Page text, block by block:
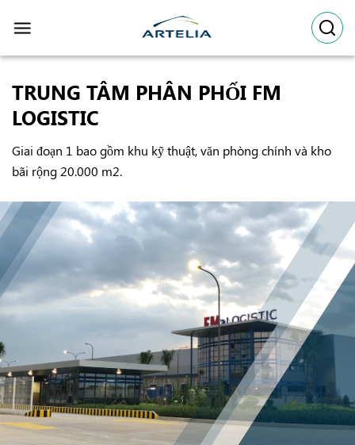
TRUNG TÂM PHÂN PHỐI FM
LOGISTIC
Giai đoạn 1 bao gồm khu kỹ thuật, văn phòng chính và kho
bãi rộng 20.000 m2.